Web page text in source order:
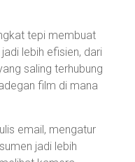
tepi membuat
lebih efisien, dari
saling terhubung
film di mana
email, mengatur
jadi lebih